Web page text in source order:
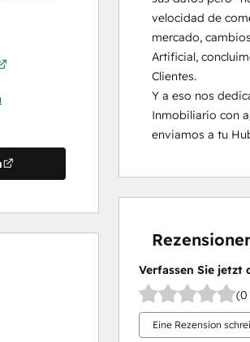
velocidad de
mercado,
Artificial,
Clientes.
Y a eso nos
Inmobiliario con
enviamos a tu
Verfassen Sie jetzt
(0
Eine Rezension